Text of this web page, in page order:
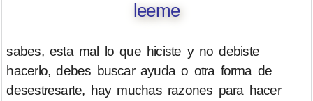
leeme
sabes, esta mal lo que hiciste y no debiste
hacerlo, debes buscar ayuda o otra forma de
desestresarte, hay muchas razones para hacer